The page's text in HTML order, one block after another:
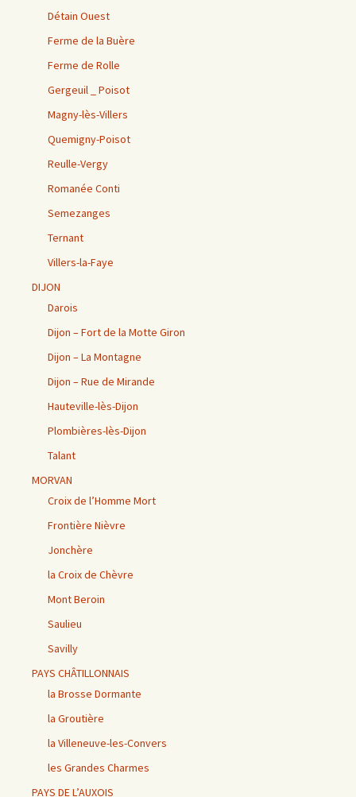
Détain Ouest
Ferme de la Buère
Ferme de Rolle
Gergeuil _ Poisot
Magny-lès-Villers
Quemigny-Poisot
Reulle-Vergy
Romanée Conti
Semezanges
Ternant
Villers-la-Faye
DIJON
Darois
Dijon – Fort de la Motte Giron
Dijon – La Montagne
Dijon – Rue de Mirande
Hauteville-lès-Dijon
Plombières-lès-Dijon
Talant
MORVAN
Croix de l’Homme Mort
Frontière Nièvre
Jonchère
la Croix de Chèvre
Mont Beroin
Saulieu
Savilly
PAYS CHÂTILLONNAIS
la Brosse Dormante
la Groutière
la Villeneuve-les-Convers
les Grandes Charmes
PAYS DE L’AUXOIS